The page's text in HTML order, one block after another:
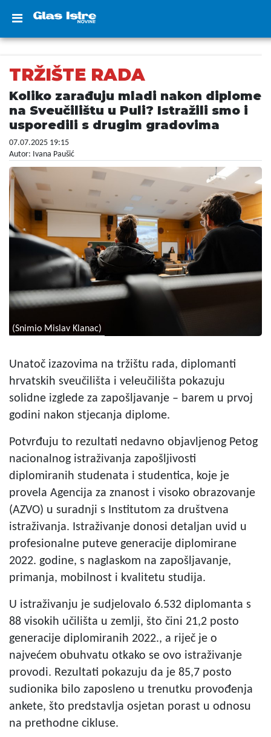
TRŽIŠTE RADA
Koliko zarađuju mladi nakon diplome
na Sveučilištu u Puli? Istražili smo i
usporedili s drugim gradovima
07.07.2025 19:15
Autor: Ivana Paušić
(Snimio Mislav Klanac)
Unatoč izazovima na tržištu rada, diplomanti
hrvatskih sveučilišta i veleučilišta pokazuju
solidne izglede za zapošljavanje – barem u prvoj
godini nakon stjecanja diplome.
Potvrđuju to rezultati nedavno objavljenog Petog
nacionalnog istraživanja zapošljivosti
diplomiranih studenata i studentica, koje je
provela Agencija za znanost i visoko obrazovanje
(AZVO) u suradnji s Institutom za društvena
istraživanja. Istraživanje donosi detaljan uvid u
profesionalne puteve generacije diplomirane
2022. godine, s naglaskom na zapošljavanje,
primanja, mobilnost i kvalitetu studija.
U istraživanju je sudjelovalo 6.532 diplomanta s
88 visokih učilišta u zemlji, što čini 21,2 posto
generacije diplomiranih 2022., a riječ je o
najvećem obuhvatu otkako se ovo istraživanje
provodi. Rezultati pokazuju da je 85,7 posto
sudionika bilo zaposleno u trenutku provođenja
ankete, što predstavlja osjetan porast u odnosu
na prethodne cikluse.